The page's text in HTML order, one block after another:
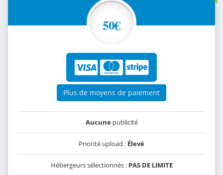
50€
Plus de moyens de paiement
Aucunepublicité
Priorité upload : Élevé
Hébergeurs sélectionnés : PAS DE LIMITE